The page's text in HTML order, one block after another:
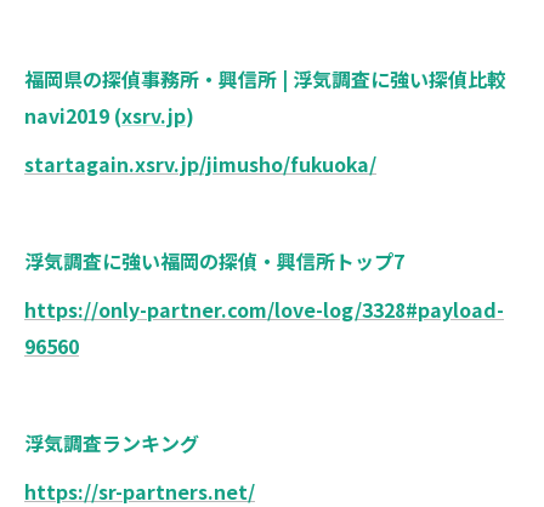
福岡県の探偵事務所・興信所 | 浮気調査に強い探偵比較
navi2019 (xsrv.jp)
startagain.xsrv.jp/jimusho/fukuoka/
浮気調査に強い福岡の探偵・興信所トップ7
https://only-partner.com/love-log/3328#payload-
96560
浮気調査ランキング
https://sr-partners.net/